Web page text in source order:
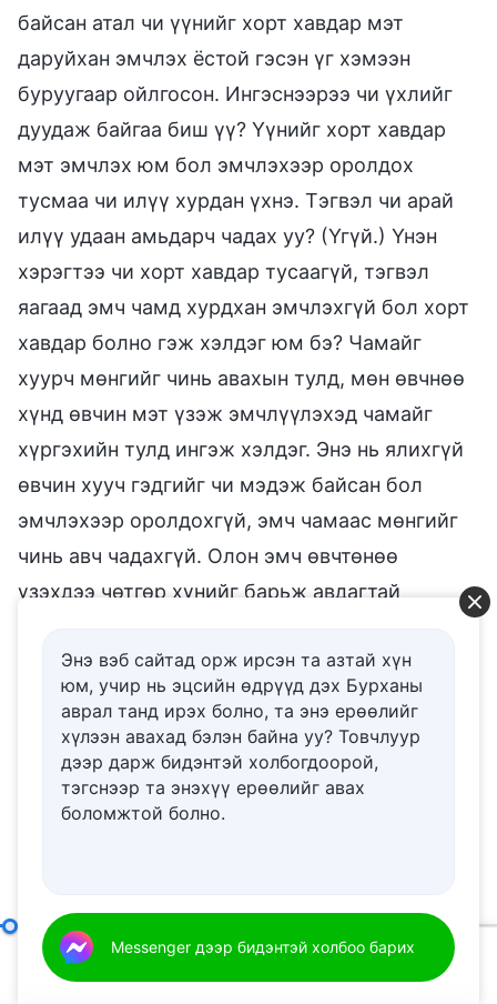
байсан атал чи үүнийг хорт хавдар мэт
даруйхан эмчлэх ёстой гэсэн үг хэмээн
буруугаар ойлгосон. Ингэснээрээ чи үхлийг
дуудаж байгаа биш үү? Үүнийг хорт хавдар
мэт эмчлэх юм бол эмчлэхээр оролдох
тусмаа чи илүү хурдан үхнэ. Тэгвэл чи арай
илүү удаан амьдарч чадах уу? (Үгүй.) Үнэн
хэрэгтээ чи хорт хавдар тусаагүй, тэгвэл
яагаад эмч чамд хурдхан эмчлэхгүй бол хорт
хавдар болно гэж хэлдэг юм бэ? Чамайг
хуурч мөнгийг чинь авахын тулд, мөн өвчнөө
хүнд өвчин мэт үзэж эмчлүүлэхэд чамайг
хүргэхийн тулд ингэж хэлдэг. Энэ нь ялихгүй
өвчин хууч гэдгийг чи мэдэж байсан бол
эмчлэхээр оролдохгүй, эмч чамаас мөнгийг
чинь авч чадахгүй. Олон эмч өвчтөнөө
үзэхдээ чөтгөр хүнийг барьж авдагтай
зуурдаг. Энэ бол ихэнх эмч нарын
өвчтөнүүддээ хэрэглэдэг түгээмэл арга юм.
Тэд эхлээд хэчнээн алдартай болохоо,
анагаах ухаанд хэр сайн гэдгээ, хэчнээн олон
хүнийг эдгээснээ, ямар өвчнийг эмчилснээ,
итгүүлж, шууд суугаад, эмчилгээг нь хүлээн
авахад хүргэдэг. Дараа нь тэд чамд хүнд
өвчин тусах гэж байна, эмчилгээ хийлгэхгүй
Энэ вэб сайтад орж ирсэн та азтай хүн
юм, учир нь эцсийн өдрүүд дэх Бурханы
аврал танд ирэх болно, та энэ ерѳѳлийг
хүлээн авахад бэлэн байна уу? Товчлуур
дээр дарж бидэнтэй холбогдоорой,
тэгснээр та энэхүү ерѳѳлийг авах
боломжтой болно.
Messenger дээр бидэнтэй холбоо барих
Үнэнийг эрэлхийлэх гэж юу гэсэн үг вэ (4)
(I хэсэг)